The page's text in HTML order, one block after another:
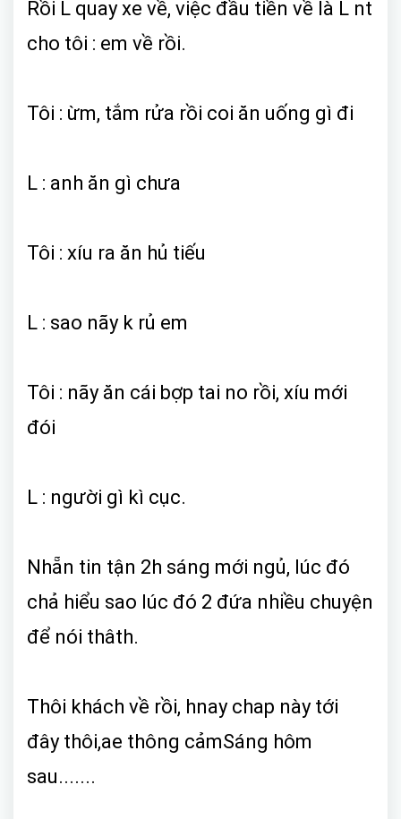
Rồi L quay xe về, việc đầu tiền về là L nt
cho tôi : em về rồi.
Tôi : ừm, tắm rửa rồi coi ăn uống gì đi
L : anh ăn gì chưa
Tôi : xíu ra ăn hủ tiếu
L : sao nãy k rủ em
Tôi : nãy ăn cái bợp tai no rồi, xíu mới
đói
L : người gì kì cục.
Nhẵn tin tận 2h sáng mới ngủ, lúc đó
chả hiểu sao lúc đó 2 đứa nhiều chuyện
để nói thâth.
Thôi khách về rồi, hnay chap này tới
đây thôi,ae thông cảmSáng hôm
sau.......